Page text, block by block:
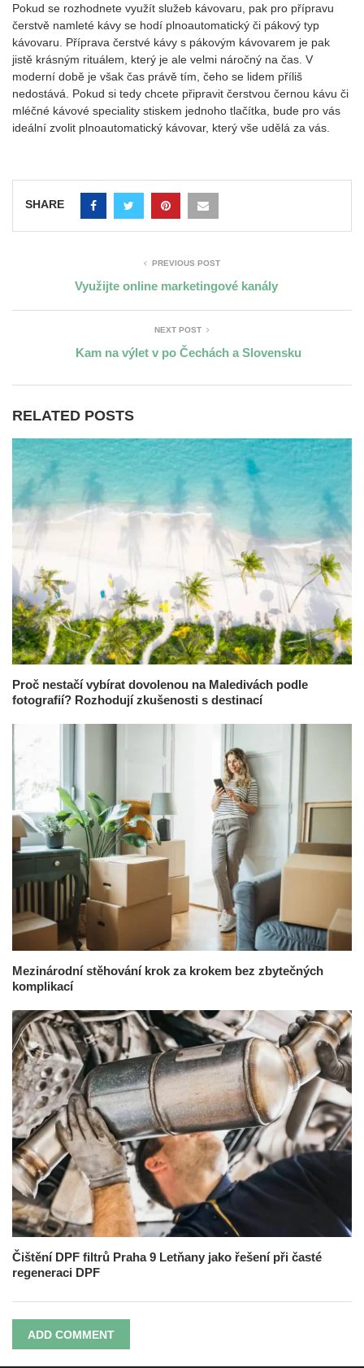
Pokud se rozhodnete využít služeb kávovaru, pak pro přípravu
čerstvě namleté kávy se hodí plnoautomatický či pákový typ
kávovaru. Příprava čerstvé kávy s pákovým kávovarem je pak
jistě krásným rituálem, který je ale velmi náročný na čas. V
moderní době je však čas právě tím, čeho se lidem příliš
nedostává. Pokud si tedy chcete připravit čerstvou černou kávu či
mléčné kávové speciality stiskem jednoho tlačítka, bude pro vás
ideální zvolit plnoautomatický kávovar, který vše udělá za vás.
SHARE
PREVIOUS POST
Využijte online marketingové kanály
NEXT POST
Kam na výlet v po Čechách a Slovensku
RELATED POSTS
Proč nestačí vybírat dovolenou na Maledivách podle
fotografií? Rozhodují zkušenosti s destinací
Mezinárodní stěhování krok za krokem bez zbytečných
komplikací
Čištění DPF filtrů Praha 9 Letňany jako řešení při časté
regeneraci DPF
ADD COMMENT